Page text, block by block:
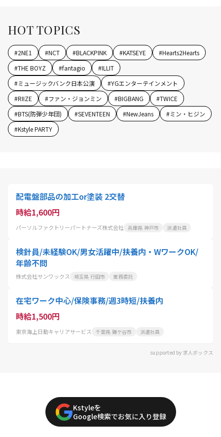
HOT TOPICS
#2NE1 #NCT #BLACKPINK #KATSEYE #Hearts2Hearts
#THE BOYZ #fantagio #ILLIT
#ミュージックバンク日本公演 #YGエンターテインメント
#RIIZE #ファン・ジョンミン #BIGBANG #TWICE
#BTS(防弾少年団) #SEVENTEEN #NewJeans #ミン・ヒジン
#Kstyle PARTY
配電盤部品の加工or塗装 2交替
時給1,600円
パーソルファクトリーパートナーズ株式会社 兵庫県 神戸市 派遣社員
検針員/未経験OK/男女活躍中/扶養内・WワークOK/
年齢不問
株式会社サンワックス 埼玉県 行田市 業務委託
在宅ワーク中心/保険事務/週3時短/扶養内
時給1,500円
東京海上日動キャリアサービス 千葉県 鎌ケ谷市 派遣社員
supported by 求人ボックス
Kstyleを
Google検索でお気に入り登録